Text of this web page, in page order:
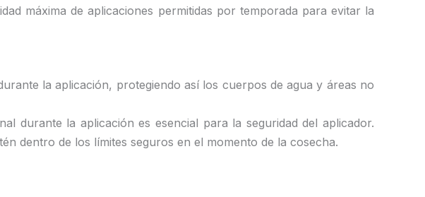
máxima de aplicaciones permitidas por temporada para evitar la
la aplicación, protegiendo así los cuerpos de agua y áreas no
durante la aplicación es esencial para la seguridad del aplicador.
dentro de los límites seguros en el momento de la cosecha.